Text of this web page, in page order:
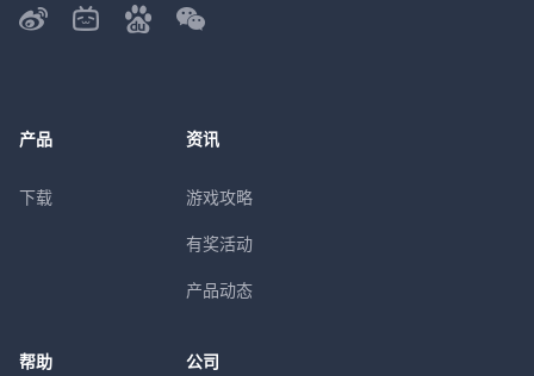
产品
下载
资讯
游戏攻略
有奖活动
产品动态
帮助 公司